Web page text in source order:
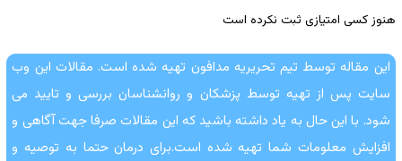
هنوز کسی امتیازی ثبت نکرده است
این مقاله توسط تیم تحریریه مدافون تهیه شده است. مقالات این وب
سایت پس از تهیه توسط پزشکان و روانشناسان بررسی و تایید می
شود. با این حال به یاد داشته باشید که این مقالات صرفا جهت آگاهی و
افزایش معلومات شما تهیه شده است.برای درمان حتما به توصیه و